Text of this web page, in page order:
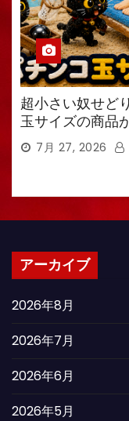
超小さい奴せどり
玉サイズの商品
7月 27, 2026
アーカイブ
2026年8月
2026年7月
2026年6月
2026年5月